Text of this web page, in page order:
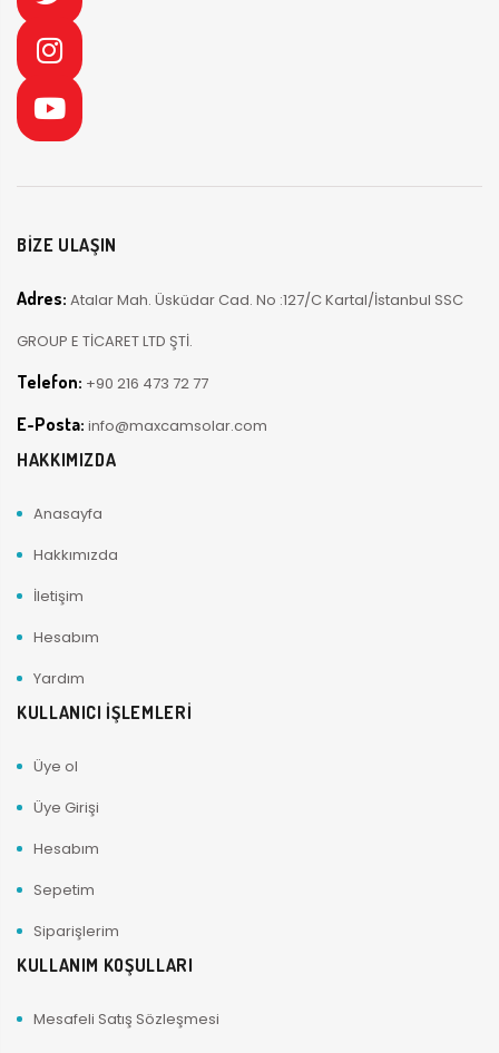
BİZE ULAŞIN
Adres: Atalar Mah. Üsküdar Cad. No :127/C Kartal/İstanbul SSC
GROUP E TİCARET LTD ŞTİ.
Telefon: +90 216 473 72 77
E-Posta: info@maxcamsolar.com
HAKKIMIZDA
Anasayfa
Hakkımızda
İletişim
Hesabım
Yardım
KULLANICI İŞLEMLERİ
Üye ol
Üye Girişi
Hesabım
Sepetim
Siparişlerim
KULLANIM KOŞULLARI
Mesafeli Satış Sözleşmesi